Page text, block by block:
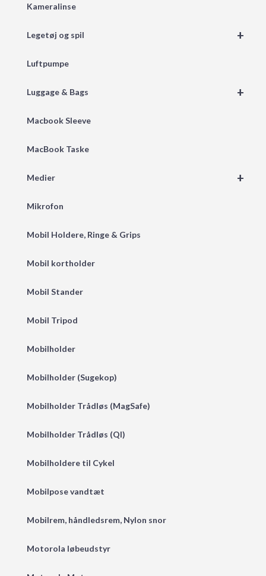
Kameralinse
+
Legetøj og spil
Luftpumpe
+
Luggage & Bags
Macbook Sleeve
MacBook Taske
+
Medier
Mikrofon
Mobil Holdere, Ringe & Grips
Mobil kortholder
Mobil Stander
Mobil Tripod
Mobilholder
Mobilholder (Sugekop)
Mobilholder Trådløs (MagSafe)
Mobilholder Trådløs (QI)
Mobilholdere til Cykel
Mobilpose vandtæt
Mobilrem, håndledsrem, Nylon snor
Motorola løbeudstyr